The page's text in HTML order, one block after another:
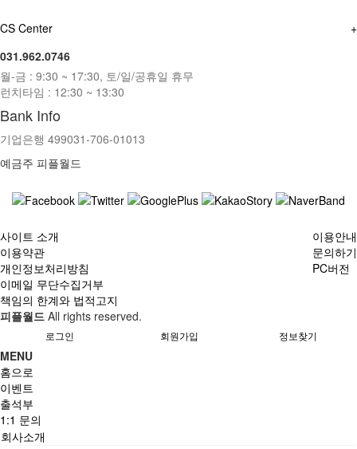
+
CS Center
031.962.0746
월-금 : 9:30 ~ 17:30, 토/일/공휴일 휴무
런치타임 : 12:30 ~ 13:30
Bank Info
기업은행 499031-706-01013
예금주 피플월드
사이트 소개
이용약관
개인정보처리방침
이메일 무단수집거부
책임의 한계와 법적고지
이용안내
문의하기
PC버전
피플월드 All rights reserved.
로그인 회원가입 정보찾기
MENU
홈으로
이벤트
출석부
1:1 문의
회사소개